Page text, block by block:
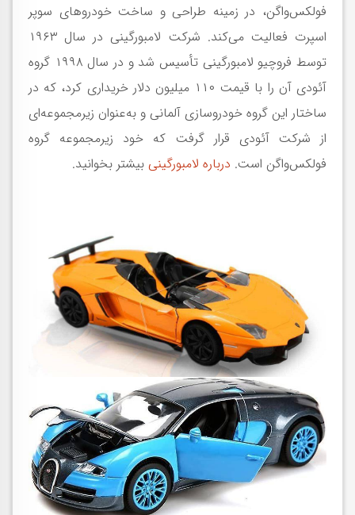
فولکس‌واگن، در زمینه طراحی و ساخت خودروهای سوپر
اسپرت فعالیت می‌کند. شرکت لامبورگینی در سال ۱۹۶۳
توسط فروچیو لامبورگینی تأسیس شد و در سال ۱۹۹۸ گروه
آئودی آن را با قیمت ۱۱۰ میلیون دلار خریداری کرد، که در
ساختار این گروه خودروسازی آلمانی و به‌عنوان زیرمجموعه‌ای
از شرکت آئودی قرار گرفت که خود زیرمجموعه گروه
فولکس‌واگن است. درباره لامبورگینی بیشتر بخوانید.